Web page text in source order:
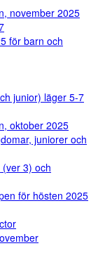
november 2025
för barn och
junior) läger 5-7
oktober 2025
juniorer och
3) och
för hösten 2025